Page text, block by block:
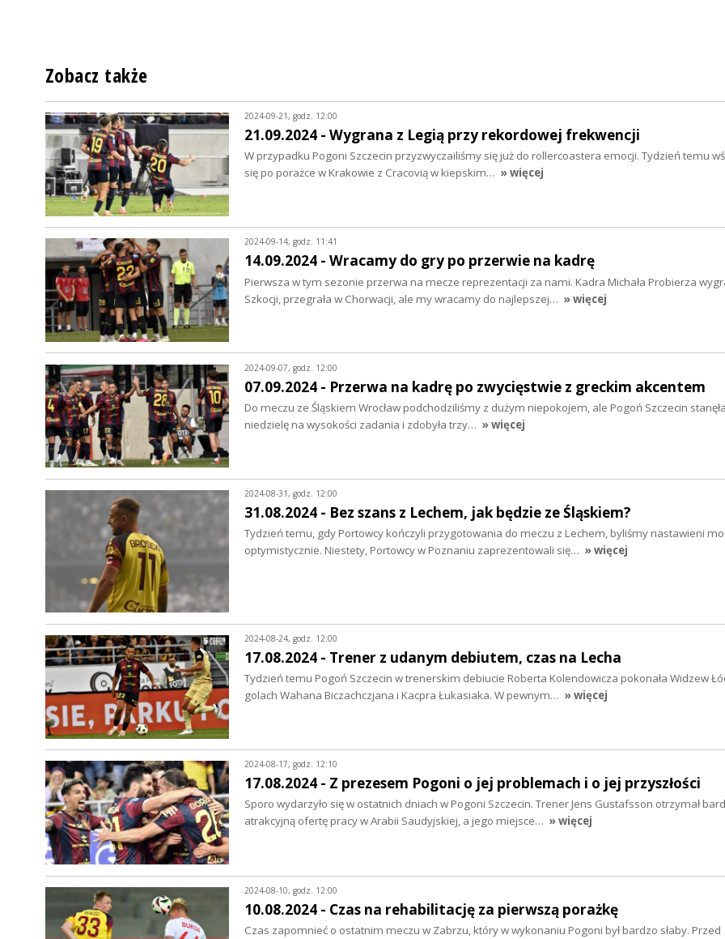
Zobacz także
2024-09-21, godz. 12:00
21.09.2024 - Wygrana z Legią przy rekordowej frekwencji
W przypadku Pogoni Szczecin przyzwyczailiśmy się już do rollercoastera emocji. Tydzień temu
się po porażce w Krakowie z Cracovią w kiepskim… » więcej
2024-09-14, godz. 11:41
14.09.2024 - Wracamy do gry po przerwie na kadrę
Pierwsza w tym sezonie przerwa na mecze reprezentacji za nami. Kadra Michała Probierza
Szkocji, przegrała w Chorwacji, ale my wracamy do najlepszej… » więcej
2024-09-07, godz. 12:00
07.09.2024 - Przerwa na kadrę po zwycięstwie z greckim akcentem
Do meczu ze Śląskiem Wrocław podchodziliśmy z dużym niepokojem, ale Pogoń Szczecin
niedzielę na wysokości zadania i zdobyła trzy… » więcej
2024-08-31, godz. 12:00
31.08.2024 - Bez szans z Lechem, jak będzie ze Śląskiem?
Tydzień temu, gdy Portowcy kończyli przygotowania do meczu z Lechem, byliśmy nastawieni
optymistycznie. Niestety, Portowcy w Poznaniu zaprezentowali się… » więcej
2024-08-24, godz. 12:00
17.08.2024 - Trener z udanym debiutem, czas na Lecha
Tydzień temu Pogoń Szczecin w trenerskim debiucie Roberta Kolendowicza pokonała Widzew
golach Wahana Biczachczjana i Kacpra Łukasiaka. W pewnym… » więcej
2024-08-17, godz. 12:10
17.08.2024 - Z prezesem Pogoni o jej problemach i o jej przyszłości
Sporo wydarzyło się w ostatnich dniach w Pogoni Szczecin. Trener Jens Gustafsson otrzymał
atrakcyjną ofertę pracy w Arabii Saudyjskiej, a jego miejsce… » więcej
2024-08-10, godz. 12:00
10.08.2024 - Czas na rehabilitację za pierwszą porażkę
Czas zapomnieć o ostatnim meczu w Zabrzu, który w wykonaniu Pogoni był bardzo słaby. Przed